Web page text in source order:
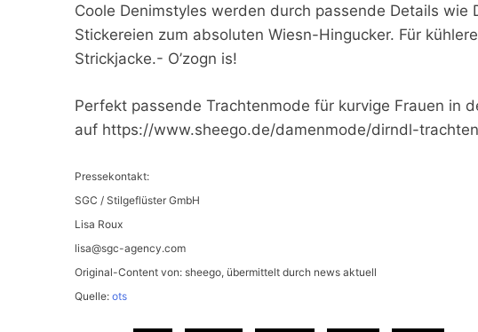
Coole Denimstyles werden durch passende Details wie
Stickereien zum absoluten Wiesn-Hingucker. Für
Strickjacke.- O’zogn is!
Perfekt passende Trachtenmode für kurvige Frauen in
auf https://www.sheego.de/damenmode/dirndl-
Pressekontakt:
SGC / Stilgeflüster GmbH
Lisa Roux
lisa@sgc-agency.com
Original-Content von: sheego, übermittelt durch news aktuell
Quelle: ots